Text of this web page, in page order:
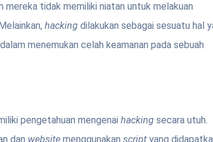
mereka tidak memiliki niatan untuk melakuan
hacking dilakukan sebagai sesuatu hal
menemukan celah keamanan pada sebuah
pengetahuan mengenai hacking secara utuh.
dan website menggunakan script yang